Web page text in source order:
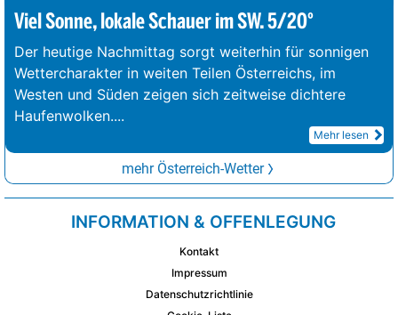
Viel Sonne, lokale Schauer im SW. 5/20°
Der heutige Nachmittag sorgt weiterhin für sonnigen
Wettercharakter in weiten Teilen Österreichs, im
Westen und Süden zeigen sich zeitweise dichtere
Haufenwolken....
Mehr lesen
mehr Österreich-Wetter
INFORMATION & OFFENLEGUNG
Kontakt
Impressum
Datenschutzrichtlinie